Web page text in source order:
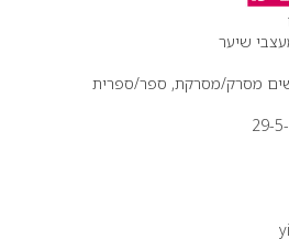
שיער
מסרק/מסרקת, ספר/ספרית